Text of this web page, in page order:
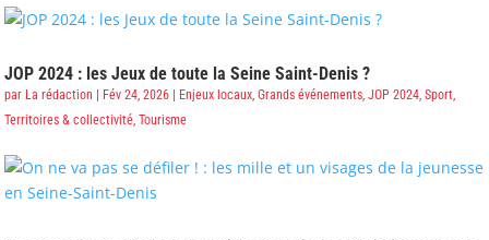
JOP 2024 : les Jeux de toute la Seine Saint-Denis ?
par La rédaction Fév 24, 2026 Enjeux locaux,Grands événements,JOP 2024,Sport,
Territoires & collectivité,Tourisme